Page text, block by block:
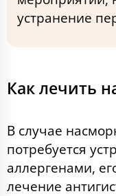
устранение
Как лечить
В случае
потребуется
аллергенами,
лечение